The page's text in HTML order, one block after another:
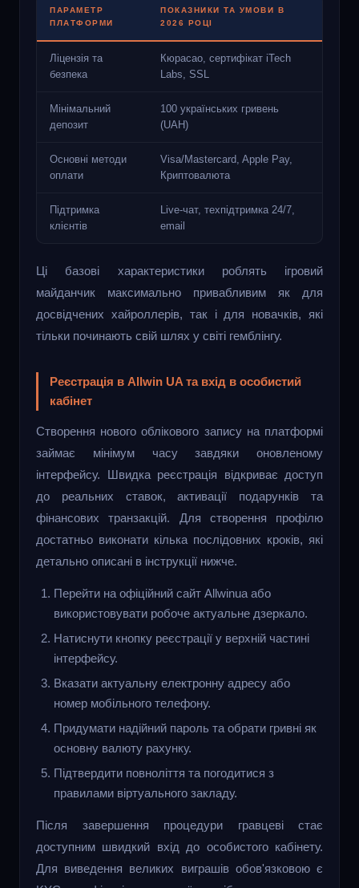
ПАРАМЕТР
ПЛАТФОРМИ
ПОКАЗНИКИ ТА УМОВИ В
2026 РОЦІ
Ліцензія та
безпека
Кюрасао, сертифікат iTech
Labs, SSL
Мінімальний
депозит
100 українських гривень
(UAH)
Основні методи
оплати
Visa/Mastercard, Apple Pay,
Криптовалюта
Підтримка
клієнтів
Live-чат, техпідтримка 24/7,
email
Ці базові характеристики роблять ігровий
майданчик максимально привабливим як для
досвідчених хайроллерів, так і для новачків, які
тільки починають свій шлях у світі гемблінгу.
Реєстрація в Allwin UA та вхід в особистий
кабінет
Створення нового облікового запису на платформі
займає мінімум часу завдяки оновленому
інтерфейсу. Швидка реєстрація відкриває доступ
до реальних ставок, активації подарунків та
фінансових транзакцій. Для створення профілю
достатньо виконати кілька послідовних кроків, які
детально описані в інструкції нижче.
Перейти на офіційний сайт Allwinua або
використовувати робоче актуальне дзеркало.
Натиснути кнопку реєстрації у верхній частині
інтерфейсу.
Вказати актуальну електронну адресу або
номер мобільного телефону.
Придумати надійний пароль та обрати гривні як
основну валюту рахунку.
Підтвердити повноліття та погодитися з
правилами віртуального закладу.
Після завершення процедури гравцеві стає
доступним швидкий вхід до особистого кабінету.
Для виведення великих виграшів обов'язковою є